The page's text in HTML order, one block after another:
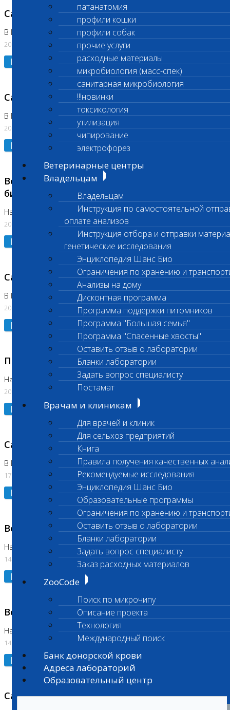
патанатомия
профили кошки
профили собак
прочие услуги
расходные материалы
микробиология (масс-спек)
санитарная микробиология
!!!новинки
токсикология
утилизация
чипирование
электрофорез
Ветеринарные центры
Владельцам
Владельцам
Инструкция по самостоятельной
оплате анализов
Инструкция отбора и отправки
генетические исследования
Энциклопедия Шанс Био
Ограничения по хранению и
Анализы на дому
Дисконтная программа
Программа поддержки питомников
Программа "Большая семья"
Программа "Спасенные хвосты"
Оставить отзыв о лаборатории
Бланки лаборатории
Задать вопрос специалисту
Постамат
Врачам и клиникам
Для врачей и клиник
Для сельхоз предприятий
Книга
Правила получения качественных
Рекомендуемые исследования
Энциклопедия Шанс Био
Образовательные программы
Ограничения по хранению и
Оставить отзыв о лаборатории
Бланки лаборатории
Задать вопрос специалисту
Заказ расходных материалов
ZooCode
Поиск по микрочипу
Описание проекта
Технология
Международный поиск
Банк донорской крови
Адреса лабораторий
Образовательный центр
Санитарные дни
В Коломне 24.07.2026 и 28.07.2026
20.07.2026
Подробнее
Санитарный день
В Бутово 21.07.2026
20.07.2026
Подробнее
Возобновлено выполнение срочных
биохимических исследований
На Нагорной
20.07.2026
Подробнее
Санитарный день
В Коломне 20.07.2026
20.07.2026
Подробнее
Приостановлено выполнение исследования
На Нагорной
20.07.2026
Подробнее
Санитарный день
В Бутово
17.07.2026
Подробнее
Возобновлено выполнение исследования
На Нагорной (Код 961, 962)
14.07.2026
Подробнее
Возобновлено выполнение исследования
На Нагорной (Код 157)
14.07.2026
Подробнее
Санитарный день